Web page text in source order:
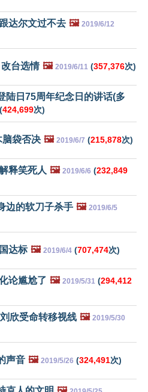
达尔文过不去 🖼️ 2019/6/12
台选情 🖼️ 2019/6/11 (357,376次)
陆日75周年纪念日的讲话(多
(424,699次)
脑袋否决 🖼️ 2019/6/7 (215,878次)
释笑死人 🖼️ 2019/6/6 (232,849
边的软刀子杀手 🖼️ 2019/6/5
达标 🖼️ 2019/6/4 (707,474次)
论尴尬了 🖼️ 2019/5/31 (294,412
欣受命转移视线 🖼️ 2019/5/30
声音 🖼️ 2019/5/26 (324,491次)